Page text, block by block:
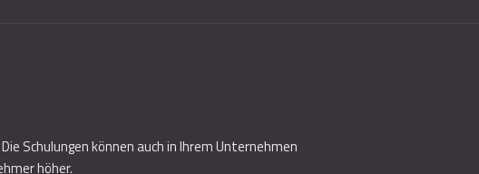
Schulungen können auch in Ihrem Unternehmen
höher.